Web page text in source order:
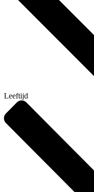
Leeftijd